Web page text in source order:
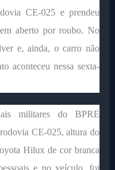
CE-025 e prendeu
aberto por roubo. No
e, ainda, o carro não
aconteceu nessa sexta-
militares do BPRE
CE-025, altura do
Hilux de cor branca
e no veículo, foi